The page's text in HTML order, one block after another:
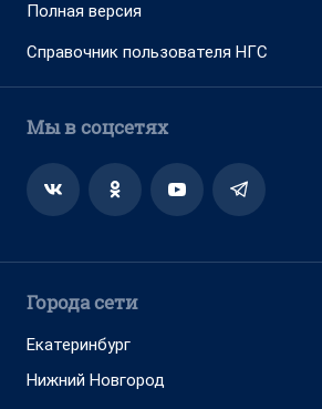
Полная версия
Справочник пользователя НГС
Мы в соцсетях
Города сети
Екатеринбург
Нижний Новгород